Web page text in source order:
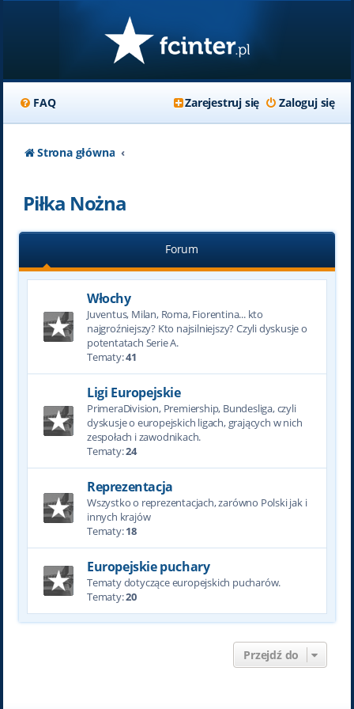
FAQ Zaloguj się
Zarejestruj się
Strona główna
Piłka Nożna
Forum
Włochy
Juventus, Milan, Roma, Fiorentina... kto
najgroźniejszy? Kto najsilniejszy? Czyli dyskusje o
potentatach Serie A.
Tematy:41
Ligi Europejskie
PrimeraDivision, Premiership, Bundesliga, czyli
dyskusje o europejskich ligach, grających w nich
zespołach i zawodnikach.
Tematy:24
Reprezentacja
Wszystko o reprezentacjach, zarówno Polski jak i
innych krajów
Tematy:18
Europejskie puchary
Tematy dotyczące europejskich pucharów.
Tematy:20
Przejdź do